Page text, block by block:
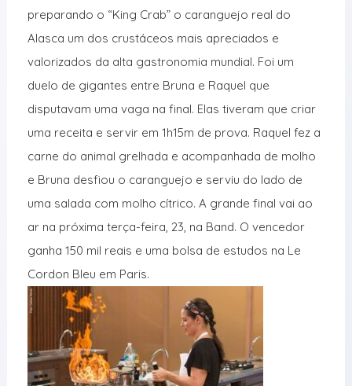
preparando o “King Crab” o caranguejo real do
Alasca um dos crustáceos mais apreciados e
valorizados da alta gastronomia mundial. Foi um
duelo de gigantes entre Bruna e Raquel que
disputavam uma vaga na final. Elas tiveram que criar
uma receita e servir em 1h15m de prova. Raquel fez a
carne do animal grelhada e acompanhada de molho
e Bruna desfiou o caranguejo e serviu do lado de
uma salada com molho cítrico. A grande final vai ao
ar na próxima terça-feira, 23, na Band. O vencedor
ganha 150 mil reais e uma bolsa de estudos na Le
Cordon Bleu em Paris.